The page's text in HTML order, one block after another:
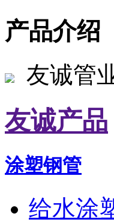
产品介绍
友诚管
友诚产品
涂塑钢管
给水涂